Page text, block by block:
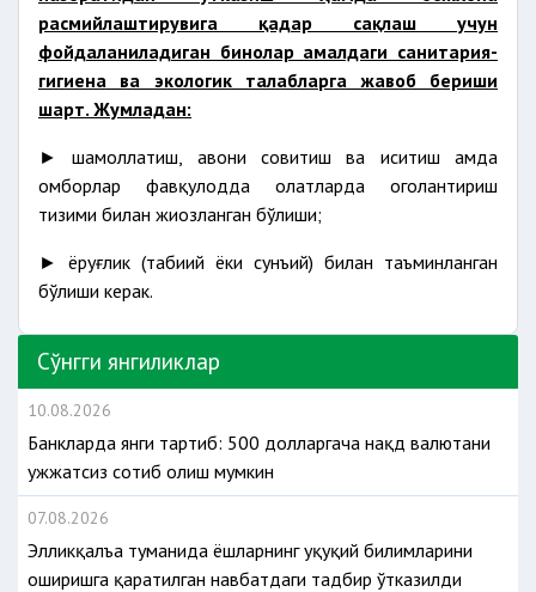
расмийлаштирувига қадар сақлаш учун
фойдаланиладиган бинолар амалдаги санитария-
гигиена ва экологик талабларга жавоб бериши
шарт. Жумладан:
► шамоллатиш, ҳавони совитиш ва иситиш ҳамда
омборлар фавқулодда ҳолатларда огоҳлантириш
тизими билан жиҳозланган бўлиши;
► ёруғлик (табиий ёки сунъий) билан таъминланган
бўлиши керак.
Сўнгги янгиликлар
10.08.2026
Банкларда янги тартиб: 500 долларгача нақд валютани
ҳужжатсиз сотиб олиш мумкин
07.08.2026
Элликқалъа туманида ёшларнинг ҳуқуқий билимларини
оширишга қаратилган навбатдаги тадбир ўтказилди